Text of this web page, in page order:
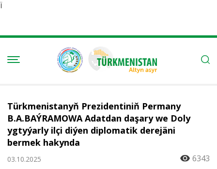
Ï
Türkmenistanyň Prezidentiniň Permany
B.A.BAÝRAMOWA Adatdan daşary we Doly
ygtyýarly ilçi diýen diplomatik derejäni
bermek hakynda
03.10.2025
6343